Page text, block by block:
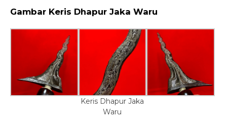
Gambar Keris Dhapur Jaka Waru
Keris Dhapur Jaka
Waru